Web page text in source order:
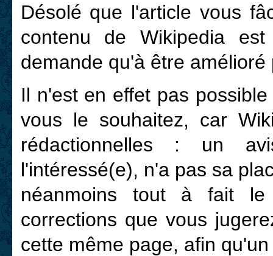
Désolé que l'article vous
contenu de Wikipedia
demande qu'à être amélioré
Il n'est en effet pas
vous le souhaitez, car
rédactionnelles : un
l'intéressé(e), n'a pas sa
néanmoins tout à fait
corrections que vous
cette même page, afin